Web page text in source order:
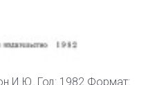
И.Ю. Год: 1982 Формат: